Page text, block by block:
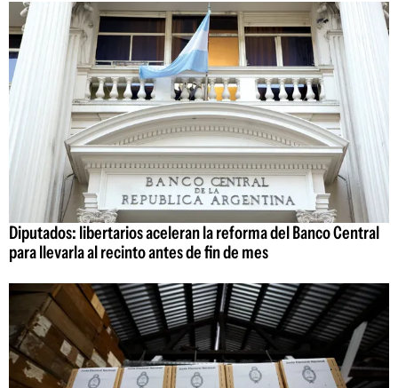
Diputados: libertarios aceleran la reforma del Banco Central
para llevarla al recinto antes de fin de mes